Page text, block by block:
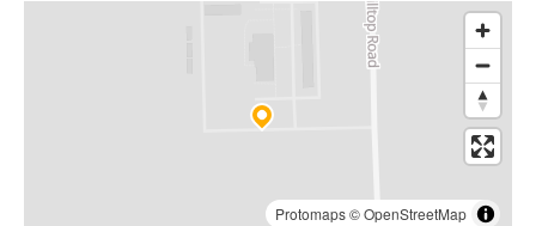
Protomaps©OpenStreetMap